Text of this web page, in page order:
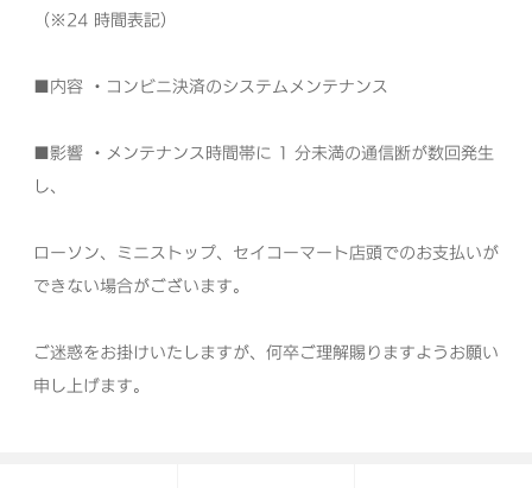
（※24 時間表記）
■内容 ・コンビニ決済のシステムメンテナンス
■影響 ・メンテナンス時間帯に 1 分未満の通信断が数回発生
し、
ローソン、ミニストップ、セイコーマート店頭でのお支払いが
できない場合がございます。
ご迷惑をお掛けいたしますが、何卒ご理解賜りますようお願い
申し上げます。